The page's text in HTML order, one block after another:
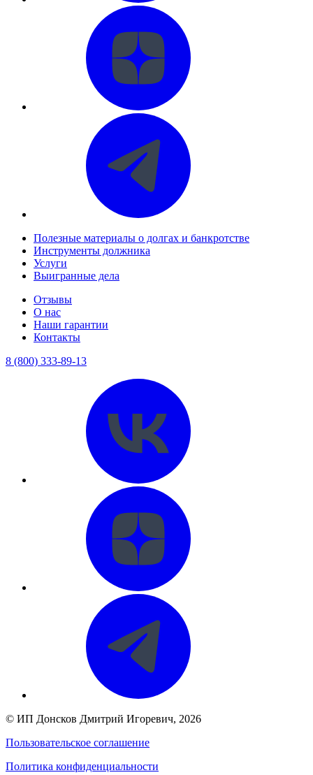
Полезные материалы о долгах и банкротстве
Инструменты должника
Услуги
Выигранные дела
Отзывы
О нас
Наши гарантии
Контакты
8 (800) 333-89-13
© ИП Донсков Дмитрий Игоревич, 2026
Пользовательское соглашение
Политика конфиденциальности